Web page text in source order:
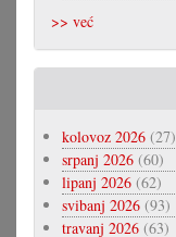
>> već
kolovoz 2026 (27)
srpanj 2026 (60)
lipanj 2026 (62)
svibanj 2026 (93)
travanj 2026 (63)